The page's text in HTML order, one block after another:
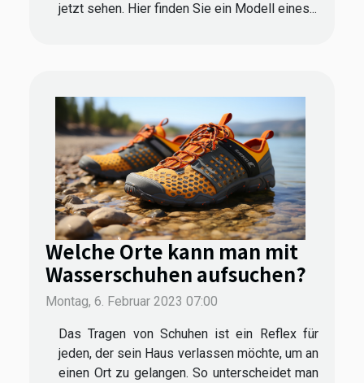
jetzt sehen. Hier finden Sie ein Modell eines...
Welche Orte kann man mit
Wasserschuhen aufsuchen?
Montag, 6. Februar 2023 07:00
Das Tragen von Schuhen ist ein Reflex für
jeden, der sein Haus verlassen möchte, um an
einen Ort zu gelangen. So unterscheidet man